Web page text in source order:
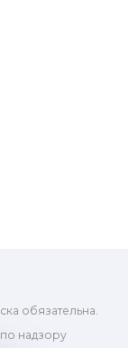
обязательна.
надзору